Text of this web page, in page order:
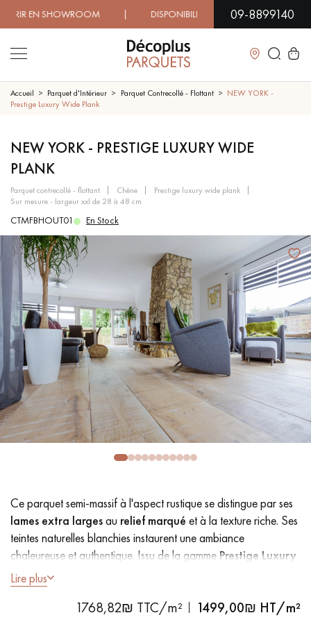
SHOWROOM | DISPONIBILITÉ IMMÉDIATE |09-8899140
Fermer
PARQUET MASSIF
SOL PLAQUÉ BOIS VERITABLES
PARQUET EN BOIS EXOTIQUE PARQUET VERNIS
PARQUET HUILÉ PARQUET EN BOIS BRUT
PARQUET VIEILLI PARQUET EN CHÊNE FUMÉ
PARQUET LAMES LARGES XXL PARQUET EN CHÊNE
ACCESSOIRES PARQUET
D'INTÉRIEUR
Nos conseillers sont disponibles au
Nos experts sont à votre disposition pour vous guider pas à
Accueil Parquet d'Intérieur Parquet Contrecollé - Flottant
NEW YORK -
Prestige Luxury Wide Plank
NEW YORK - PRESTIGE LUXURY WIDE
PLANK
parquet contrecollé - flottant chêne
prestige luxury wide plank
sur mesure - largeur xxl de 28 à 48 cm
CTMFBHOUT01 En Stock
Ce parquet semi-massif à l'aspect rustique se distingue par ses
lames extra largesau relief marqué et à la texture riche. Ses
teintes naturelles blanchies instaurent une ambiance
chaleureuse et authentique. Issu de la gamme Prestige Luxury
Wide Plank
rustique unique et donne à la pièce une forte personnalité.
Lire plus
1768,82₪ TTC/m² 1499,00₪ HT/m²